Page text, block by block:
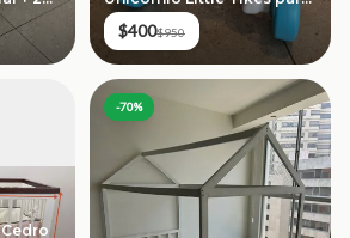
Bebés
$400$950
-70%